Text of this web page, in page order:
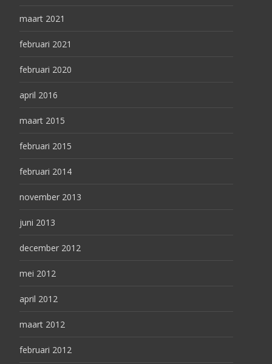
maart 2021
februari 2021
februari 2020
april 2016
maart 2015
februari 2015
februari 2014
november 2013
juni 2013
december 2012
mei 2012
april 2012
maart 2012
februari 2012